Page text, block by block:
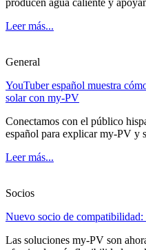
Leer más...
General
YouTuber español muestra
solar con my-PV
Conectamos con el público
español para explicar my-PV y
Leer más...
Socios
Nuevo socio de
Las soluciones my-PV son